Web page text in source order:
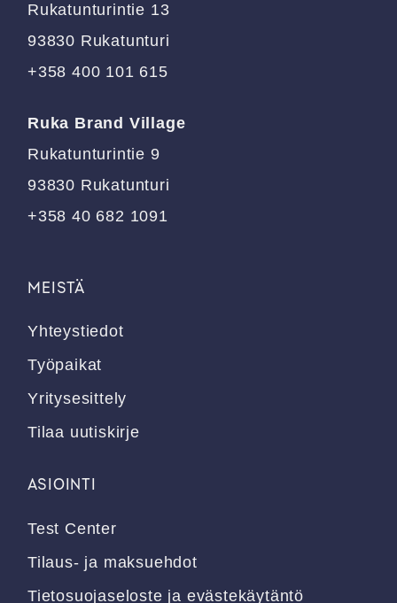
sivulla.
Rukatunturintie 13
93830 Rukatunturi
+358 400 101 615
Ruka Brand Village
Rukatunturintie 9
93830 Rukatunturi
+358 40 682 1091
MEISTÄ
Yhteystiedot
Työpaikat
Yritysesittely
Tilaa uutiskirje
ASIOINTI
Test Center
Tilaus- ja maksuehdot
Tietosuojaseloste ja evästekäytäntö